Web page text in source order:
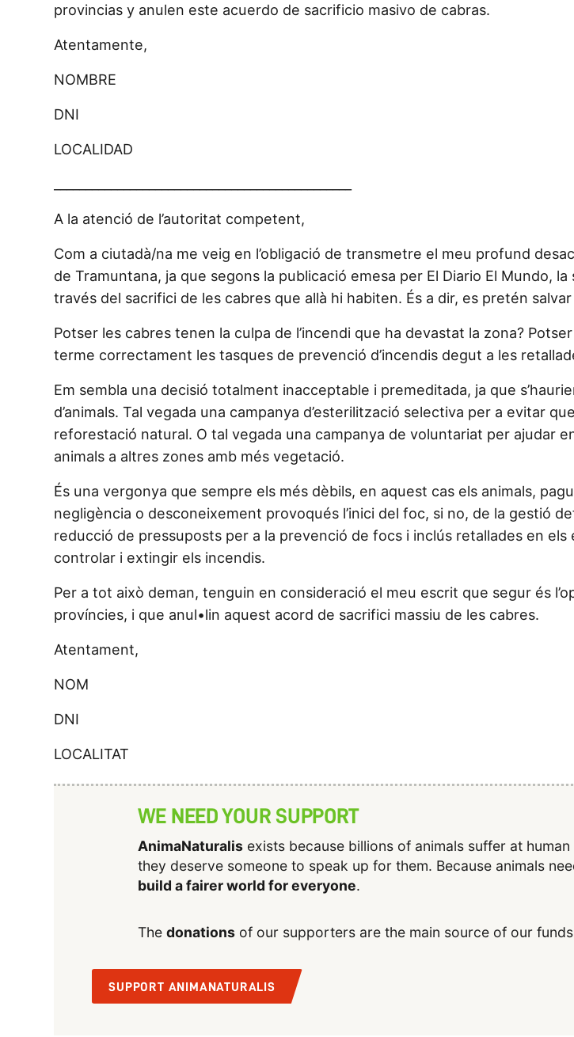
provincias y anulen este acuerdo de sacrificio masivo de cabras.
Atentamente,
NOMBRE
DNI
LOCALIDAD
A la atenció de l’autoritat competent,
Com a ciutadà/na me veig en l’obligació de transmetre el meu profund
de Tramuntana, ja que segons la publicació emesa per El Diario El Mundo,
través del sacrifici de les cabres que allà hi habiten. És a dir, es pretén
Potser les cabres tenen la culpa de l’incendi que ha devastat la zona?
terme correctament les tasques de prevenció d’incendis degut a les
Em sembla una decisió totalment inacceptable i premeditada, ja que
d’animals. Tal vegada una campanya d’esterilització selectiva per a evitar
reforestació natural. O tal vegada una campanya de voluntariat per ajudar
animals a altres zones amb més vegetació.
És una vergonya que sempre els més dèbils, en aquest cas els animals,
negligència o desconeixement provoqués l’inici del foc, si no, de la gestió
reducció de pressuposts per a la prevenció de focs i inclús retallades en
controlar i extingir els incendis.
Per a tot això deman, tenguin en consideració el meu escrit que segur és
províncies, i que anul•lin aquest acord de sacrifici massiu de les cabres.
Atentament,
NOM
DNI
LOCALITAT
WE NEED YOUR SUPPORT
AnimaNaturalisexists because billions of animals suffer at
they deserve someone to speak up for them. Because animals
build a fairer world for everyone.
The donationsof our supporters are the main source of our
SUPPORT ANIMANATURALIS